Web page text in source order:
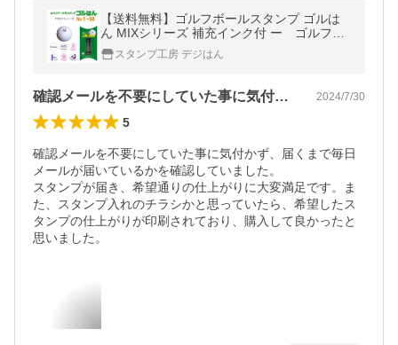
【送料無料】ゴルフボールスタンプ ゴルは
ん MIXシリーズ 補充インク付 ー ゴルフ
ゴルフボール 名入れ 誤球防止
スタンプ工房 デジはん
確認メールを不要にしていた事に気付かず… 2024/7/30
5
確認メールを不要にしていた事に気付かず、届くまで毎日
メールが届いているかを確認していました。
スタンプが届き、希望通りの仕上がりに大変満足です。ま
た、スタンプ入れのチラシかと思っていたら、希望したス
タンプの仕上がりが印刷されており、購入して良かったと
思いました。